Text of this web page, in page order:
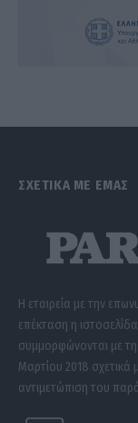
ΣΧΕΤΙΚΑ ΜΕ ΕΜΑΣ
Η εταιρεία με την
επέκταση η
συμμορφώνονται με
Μαρτίου 2018 σχετικά
αντιμετώπιση του